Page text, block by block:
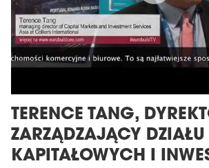
TERENCE TANG,
ZARZĄDZAJĄCY
KAPITAŁOWYCH I